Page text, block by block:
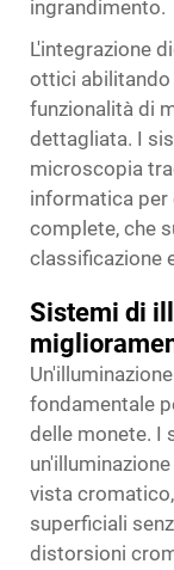
ingrandimento.
L'integrazione
ottici abilitando
funzionalità di
dettagliata. I
microscopia
informatica per
complete, che
classificazione
Sistemi di
fondamentale
delle monete. I
vista
superficiali
distorsioni